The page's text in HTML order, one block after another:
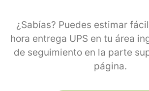
¿Sabías? Puedes estimar
hora entrega UPS en tu área
de seguimiento en la parte
página.